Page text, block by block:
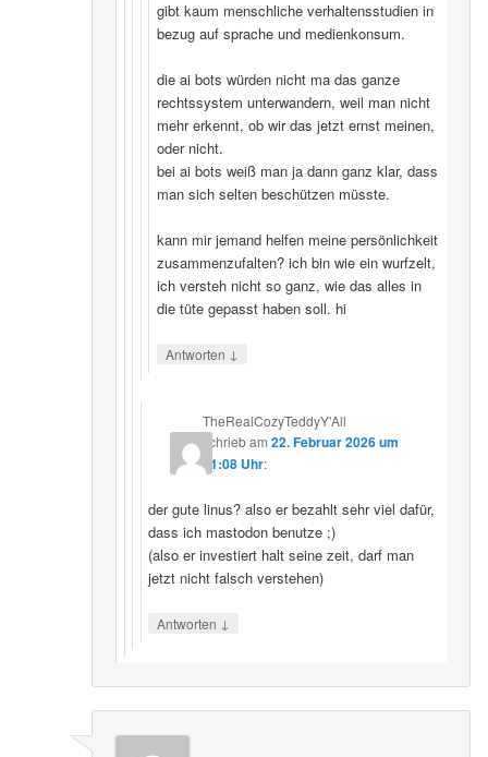
gibt kaum menschliche verhaltensstudien in
bezug auf sprache und medienkonsum.
die ai bots würden nicht ma das ganze
rechtssystem unterwandern, weil man nicht
mehr erkennt, ob wir das jetzt ernst meinen,
oder nicht.
bei ai bots weiß man ja dann ganz klar, dass
man sich selten beschützen müsste.
kann mir jemand helfen meine persönlichkeit
zusammenzufalten? ich bin wie ein wurfzelt,
ich versteh nicht so ganz, wie das alles in
die tüte gepasst haben soll. hi
Antworten ↓
TheRealCozyTeddyY'All
schriebam22. Februar 2026 um
21:08 Uhr:
der gute linus? also er bezahlt sehr viel dafür,
dass ich mastodon benutze ;)
(also er investiert halt seine zeit, darf man
jetzt nicht falsch verstehen)
Antworten ↓